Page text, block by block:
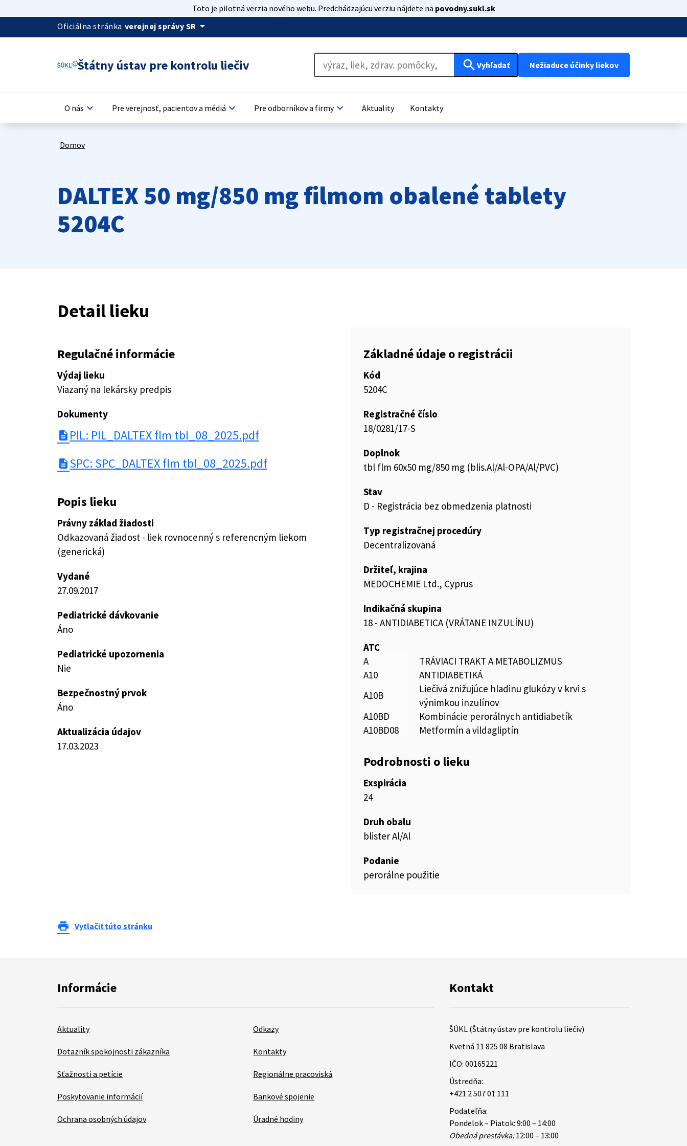
Toto je pilotná verzia nového webu. Predchádzajúcu verziu nájdete na povodny.sukl.sk
Oficiálna stránka verejnej správy SR arrow_drop_down
Štátny ústav pre kontrolu liečiv search Vyhľadať Nežiaduce účinky liekov
O nás keyboard_arrow_down Pre verejnosť, pacientov a médiá keyboard_arrow_down Pre odborníkov a firmykeyboard_arrow_down Aktuality Kontakty
Domov
DALTEX 50 mg/850 mg filmom obalené tablety
5204C
Detail lieku
Regulačné informácie
Výdaj lieku
Viazaný na lekársky predpis
Dokumenty
description PIL: PIL_DALTEX flm tbl_08_2025.pdf
description SPC: SPC_DALTEX flm tbl_08_2025.pdf
Popis lieku
Právny základ žiadosti
Odkazovaná žiadost - liek rovnocenný s referencným liekom
(generická)
Vydané
27.09.2017
Pediatrické dávkovanie
Áno
Pediatrické upozornenia
Nie
Bezpečnostný prvok
Áno
Aktualizácia údajov
17.03.2023
Základné údaje o registrácii
Kód
5204C
Registračné číslo
18/0281/17-S
Doplnok
tbl flm 60x50 mg/850 mg (blis.Al/Al-OPA/Al/PVC)
Stav
D - Registrácia bez obmedzenia platnosti
Typ registračnej procedúry
Decentralizovaná
Držiteľ, krajina
MEDOCHEMIE Ltd., Cyprus
Indikačná skupina
18 - ANTIDIABETICA (VRÁTANE INZULÍNU)
ATC
A
TRÁVIACI TRAKT A METABOLIZMUS
A10
ANTIDIABETIKÁ
A10B
Liečivá znižujúce hladinu glukózy v krvi s
výnimkou inzulínov
A10BD
Kombinácie perorálnych antidiabetík
A10BD08
Metformín a vildagliptín
Podrobnosti o lieku
Exspirácia
24
Druh obalu
blister Al/Al
Podanie
perorálne použitie
print Vytlačiť túto stránku
Informácie
Aktuality
Dotazník spokojnosti zákazníka
Sťažnosti a petície
Poskytovanie informácií
Ochrana osobných údajov
Odkazy
Kontakty
Regionálne pracoviská
Bankové spojenie
Úradné hodiny
Kontakt
ŠÚKL (Štátny ústav pre kontrolu liečiv)
Kvetná 11 825 08 Bratislava
IČO: 00165221
Ústredňa:
+421 2 507 01 111
Podateľňa:
Pondelok – Piatok: 9:00 – 14:00
Obedná prestávka:12:00 – 13:00